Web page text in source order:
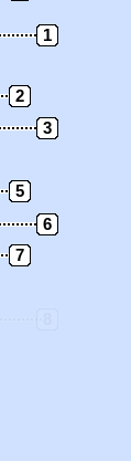
1
2
3
5
6
7